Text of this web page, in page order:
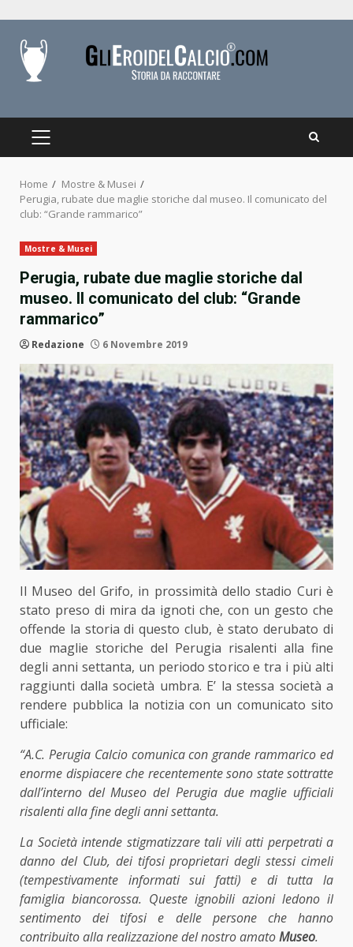
content
PRIMARY
Home
Mostre & Musei
Perugia, rubate due maglie storiche dal museo. Il comunicato del
club: “Grande rammarico”
Mostre & Musei
Perugia, rubate due maglie storiche dal
museo. Il comunicato del club: “Grande
rammarico”
Redazione 6 Novembre 2019
Il Museo del Grifo, in prossimità dello stadio Curi è
stato preso di mira da ignoti che, con un gesto che
offende la storia di questo club, è stato derubato di
due maglie storiche del Perugia risalenti alla fine
degli anni settanta, un periodo storico e tra i più alti
raggiunti dalla società umbra. E’ la stessa società a
rendere pubblica la notizia con un comunicato sito
ufficiale:
“A.C. Perugia Calcio comunica con grande rammarico ed
enorme dispiacere che recentemente sono state sottratte
dall’interno del Museo del Perugia due maglie ufficiali
risalenti alla fine degli anni settanta.
La Società intende stigmatizzare tali vili atti perpetrati a
danno del Club, dei tifosi proprietari degli stessi cimeli
(tempestivamente informati sui fatti) e di tutta la
famiglia biancorossa. Queste ignobili azioni ledono il
sentimento dei tifosi e delle persone che hanno
contribuito alla realizzazione del nostro amatoMuseo.